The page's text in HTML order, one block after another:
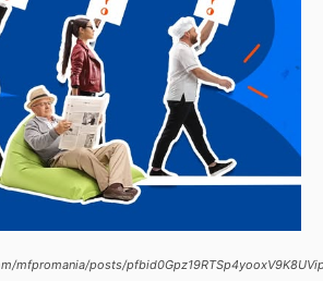
mfpromania/posts/